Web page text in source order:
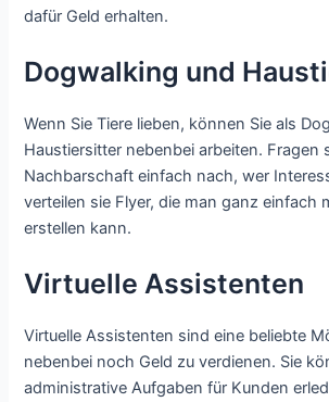
dafür Geld erhalten.
Dogwalking und
Wenn Sie Tiere lieben, können Sie als
Haustiersitter nebenbei arbeiten. Fragen
Nachbarschaft einfach nach, wer
verteilen sie Flyer, die man ganz einfach
erstellen kann.
Virtuelle Assistenten
Virtuelle Assistenten sind eine beliebte
nebenbei noch Geld zu verdienen. Sie
administrative Aufgaben für Kunden